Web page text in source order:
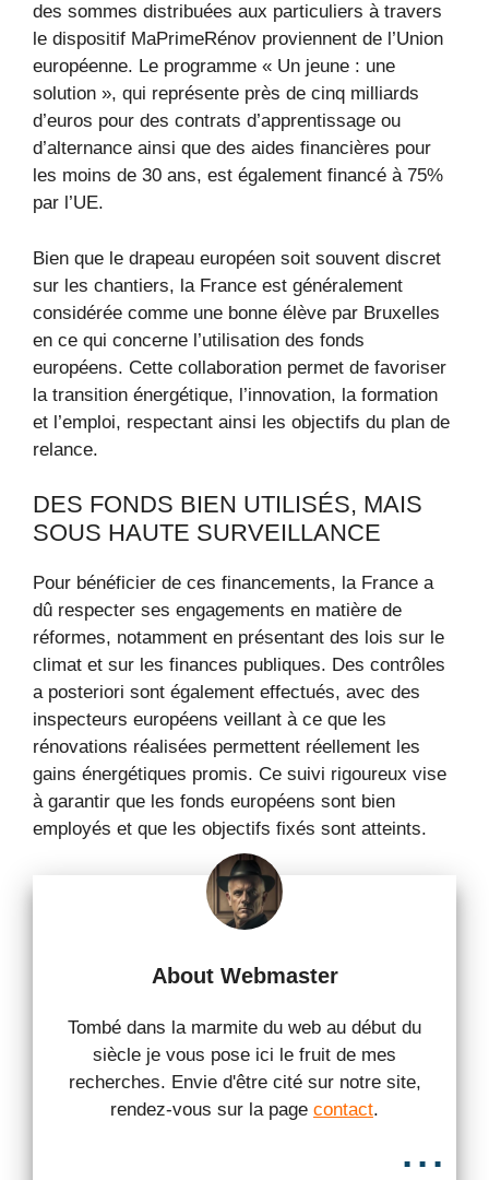
des sommes distribuées aux particuliers à travers
le dispositif MaPrimeRénov proviennent de l’Union
européenne. Le programme « Un jeune : une
solution », qui représente près de cinq milliards
d’euros pour des contrats d’apprentissage ou
d’alternance ainsi que des aides financières pour
les moins de 30 ans, est également financé à 75%
par l’UE.
Bien que le drapeau européen soit souvent discret
sur les chantiers, la France est généralement
considérée comme une bonne élève par Bruxelles
en ce qui concerne l’utilisation des fonds
européens. Cette collaboration permet de favoriser
la transition énergétique, l’innovation, la formation
et l’emploi, respectant ainsi les objectifs du plan de
relance.
DES FONDS BIEN UTILISÉS, MAIS
SOUS HAUTE SURVEILLANCE
Pour bénéficier de ces financements, la France a
dû respecter ses engagements en matière de
réformes, notamment en présentant des lois sur le
climat et sur les finances publiques. Des contrôles
a posteriori sont également effectués, avec des
inspecteurs européens veillant à ce que les
rénovations réalisées permettent réellement les
gains énergétiques promis. Ce suivi rigoureux vise
à garantir que les fonds européens sont bien
employés et que les objectifs fixés sont atteints.
About Webmaster
Tombé dans la marmite du web au début du
siècle je vous pose ici le fruit de mes
recherches. Envie d'être cité sur notre site,
rendez-vous sur la page contact.
...